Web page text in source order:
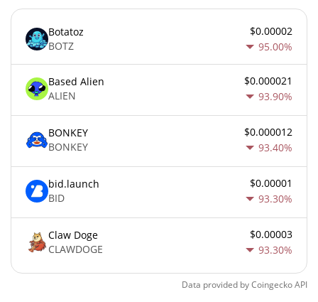
Botatoz
BOTZ
$0.00002
95.00%
Based Alien
ALIEN
$0.000021
93.90%
BONKEY
BONKEY
$0.000012
93.40%
bid.launch
BID
$0.00001
93.30%
Claw Doge
CLAWDOGE
$0.00003
93.30%
Data provided byCoingeckoAPI